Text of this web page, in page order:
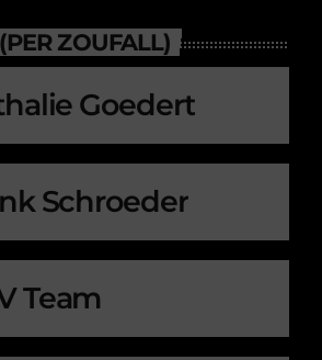
ZOUFALL)
Goedert
Schroeder
Team